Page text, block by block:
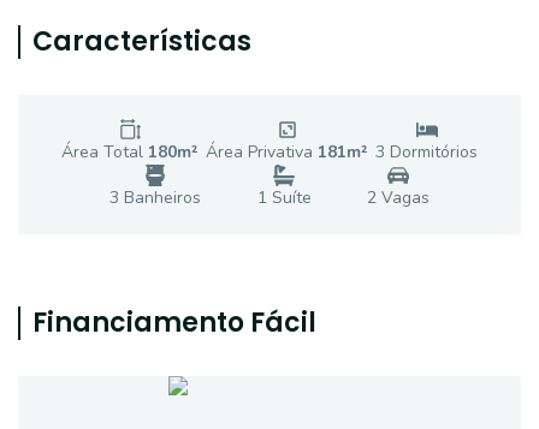
Características
Área Total 180m² Área Privativa 181m² 3 Dormitórios
3 Banheiros 1 Suíte 2Vagas
Financiamento Fácil